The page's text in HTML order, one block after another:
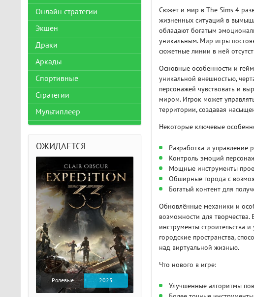
Сюжет и мир в The Sims 4
жизненных ситуаций в
обладают богатым
уникальным. Мир игры
сюжетные линии в ней
Основные особенности и
уникальной внешностью,
персонажей чувствовать и
миром. Игрок может
территории, создавая
Некоторые ключевые
Разработка и управление
Контроль эмоций
Мощные инструменты
Обширные города с
Богатый контент для
Обновлённые механики и
возможности для
инструменты строительства
городские пространства,
над виртуальной жизнью.
Что нового в игре:
Улучшенные алгоритмы
Онлайн стратегии
Экшен
Драки
Аркады
Спортивные
Стратегии
Мультиплеер
ОЖИДАЕТСЯ
Ролевые 2025